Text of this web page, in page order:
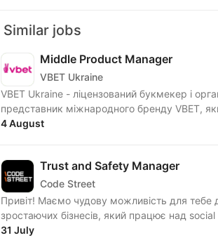
Similar jobs
Middle Product Manager
VBET Ukraine
VBET Ukraine - ліцензований букмекер і
представник міжнародного бренду VBET,
4 August
Trust and Safety Manager
Code Street
Привіт! Маємо чудову можливість для тебе
зростаючих бізнесів, який працює над
31 July